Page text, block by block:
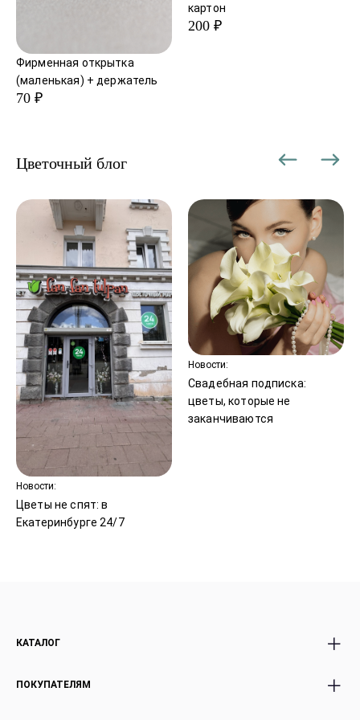
Фирменная открытка
(маленькая) + держатель
70 ₽
картон
200 ₽
Новости:
Цветы не спят: в
Екатеринбурге 24/7
Новости:
Свадебная подписка:
цветы, которые не
заканчиваются
Цветочный блог
КАТАЛОГ
Розы
ПОКУПАТЕЛЯМ